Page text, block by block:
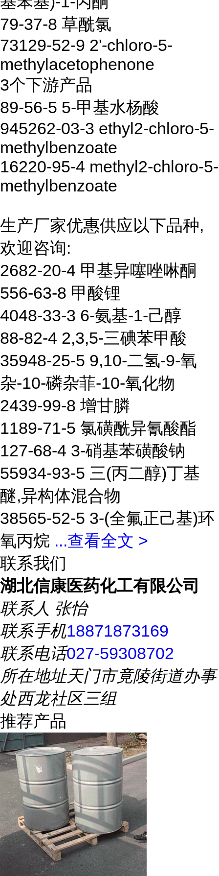
79-37-8 草酰氯
73129-52-9 2'-chloro-5-
methylacetophenone
3个下游产品
89-56-5 5-甲基水杨酸
945262-03-3 ethyl2-chloro-5-
methylbenzoate
16220-95-4 methyl2-chloro-5-
methylbenzoate
生产厂家优惠供应以下品种,
欢迎咨询:
2682-20-4 甲基异噻唑啉酮
556-63-8 甲酸锂
4048-33-3 6-氨基-1-己醇
88-82-4 2,3,5-三碘苯甲酸
35948-25-5 9,10-二氢-9-氧
杂-10-磷杂菲-10-氧化物
2439-99-8 增甘膦
1189-71-5 氯磺酰异氰酸酯
127-68-4 3-硝基苯磺酸钠
55934-93-5 三(丙二醇)丁基
醚,异构体混合物
38565-52-5 3-(全氟正己基)环
氧丙烷 ...查看全文 >
联系我们
湖北信康医药化工有限公司
联系人 张怡
联系手机18871873169
联系电话027-59308702
所在地址天门市竟陵街道办事
处西龙社区三组
推荐产品